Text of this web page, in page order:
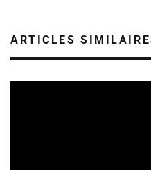
ARTICLES